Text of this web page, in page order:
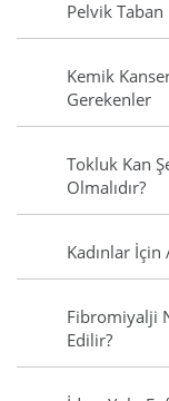
Pelvik
Kemik
Gerekenler
Tokluk Kan
Olmalıdır?
Kadınlar İçin
Fibromiyalji
Edilir?